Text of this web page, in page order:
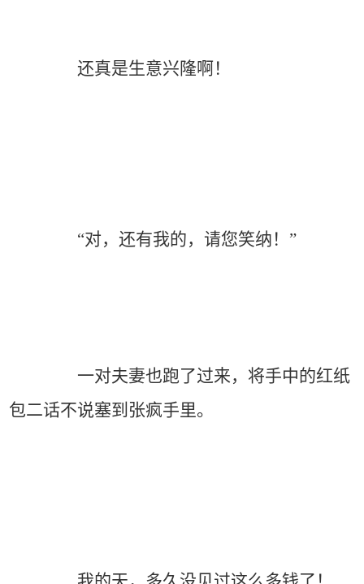
还真是生意兴隆啊！
“对，还有我的，请您笑纳！”
一对夫妻也跑了过来，将手中的红纸
包二话不说塞到张疯手里。